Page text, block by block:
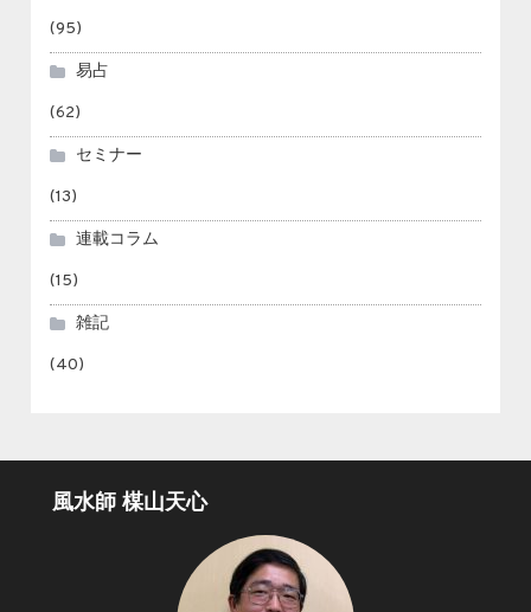
(95)
易占
(62)
セミナー
(13)
連載コラム
(15)
雑記
(40)
風水師 楳山天心